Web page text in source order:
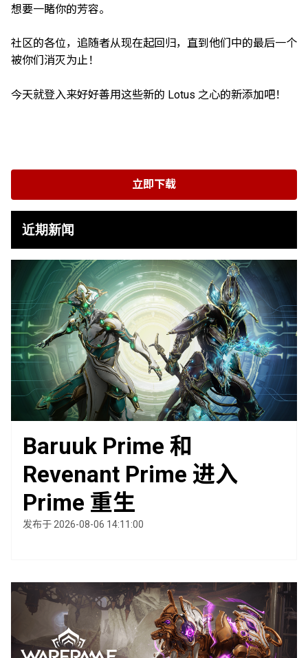
想要一睹你的芳容。
社区的各位，追随者从现在起回归，直到他们中的最后一个
被你们消灭为止！
今天就登入来好好善用这些新的 Lotus 之心的新添加吧！
立即下载
近期新闻
Baruuk Prime 和
Revenant Prime 进入
Prime 重生
发布于 2026-08-06 14:11:00